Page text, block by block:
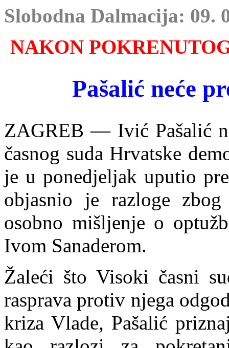
Slobodna Dalmacija: 09.
NAKON
Pašalić neće
ZAGREB — Ivić Pašalić
časnog suda Hrvatske
je u ponedjeljak uputio
objasnio je razloge
osobno mišljenje o
Ivom Sanaderom.
Žaleći što Visoki časni
rasprava protiv njega
kriza Vlade, Pašalić